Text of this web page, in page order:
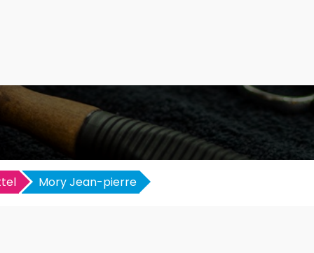
Mory Jean-pierre